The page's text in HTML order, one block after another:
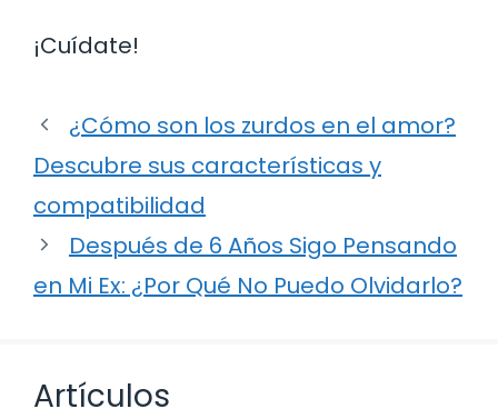
¡Cuídate!
¿Cómo son los zurdos en el amor?
Descubre sus características y
compatibilidad
Después de 6 Años Sigo Pensando
en Mi Ex: ¿Por Qué No Puedo Olvidarlo?
Artículos